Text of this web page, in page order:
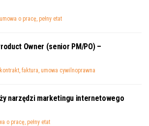
umowa o pracę, pełny etat
Owner (senior PM/PO) –
kontrakt, faktura, umowa cywilnoprawna
narzędzi marketingu internetowego
o pracę, pełny etat